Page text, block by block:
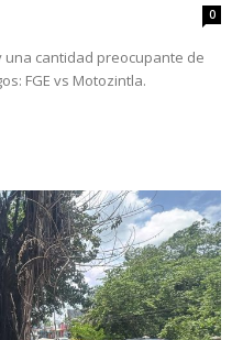
0
una cantidad preocupante de
FGE vs Motozintla.